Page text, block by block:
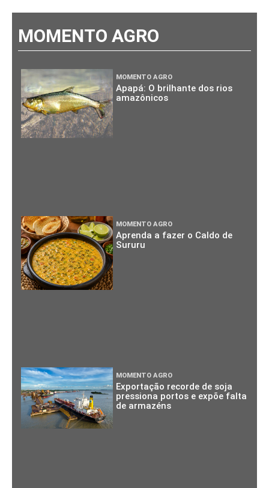
MOMENTO AGRO
MOMENTO AGRO
Apapá: O brilhante dos rios
amazônicos
MOMENTO AGRO
Aprenda a fazer o Caldo de
Sururu
MOMENTO AGRO
Exportação recorde de soja
pressiona portos e expõe falta
de armazéns